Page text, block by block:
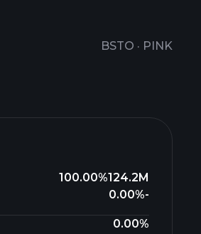
BSTO · PINK
100.00%124.2M
0.00%-
0.00%